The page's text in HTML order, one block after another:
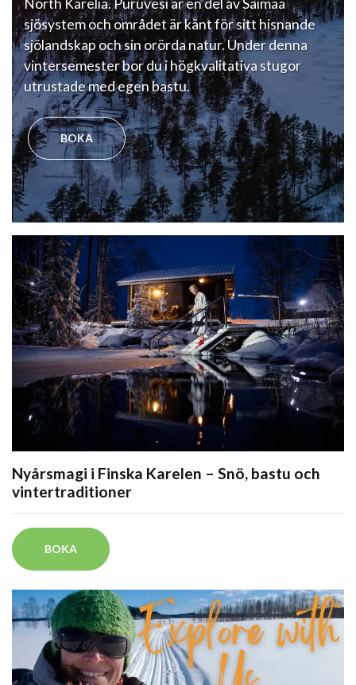
North Karelia. Puruvesi är en del av Saimaa
sjösystem och området är känt för sitt hisnande
sjölandskap och sin orörda natur. Under denna
vintersemester bor du i högkvalitativa stugor
utrustade med egen bastu.
BOKA
Nyårsmagi i Finska Karelen – Snö, bastu och
vintertraditioner
BOKA